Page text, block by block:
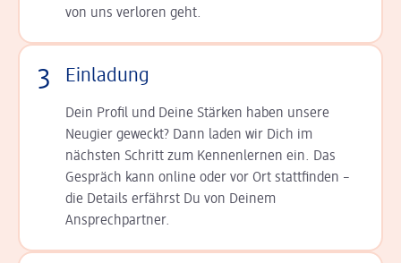
von uns verloren geht.
3 Einladung
Dein Profil und Deine Stär­ken haben unsere
Neugier geweckt? Dann laden wir Dich im
nächsten Schritt zum Kennen­lernen ein. Das
Gespräch kann online oder vor Ort statt­finden –
die Details er­fährst Du von Deinem
Ansprechpartner.